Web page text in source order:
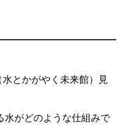
とかがやく未来館）見
のような仕組みで